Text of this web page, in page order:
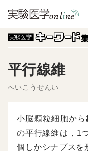
平行線維
へいこうせんい
小脳顆粒細胞か
の平行線維は，1
個しかシナプスを